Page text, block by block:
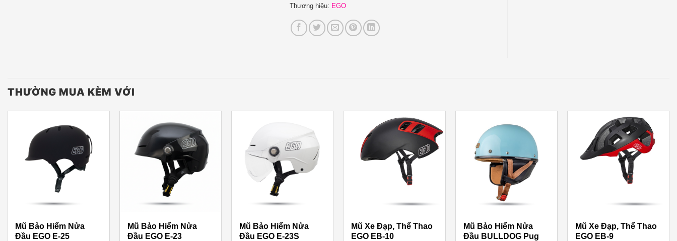
Thương hiệu: EGO
THƯỜNG MUA KÈM VỚI
Mũ Bảo Hiểm Nửa
Đầu EGO E-25
Mũ Bảo Hiểm Nửa
Đầu EGO E-23
Mũ Bảo Hiểm Nửa
Đầu EGO E-23S
Mũ Xe Đạp, Thể Thao
EGO EB-10
Mũ Bảo Hiểm Nửa
Đầu BULLDOG Pug
Mũ Xe Đạp, Thể Thao
EGO EB-9